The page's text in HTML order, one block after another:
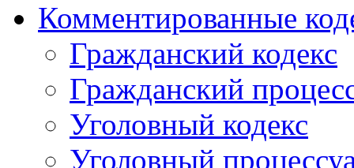
Комментированные
Гражданский кодекс
Гражданский
Уголовный кодекс
Уголовный